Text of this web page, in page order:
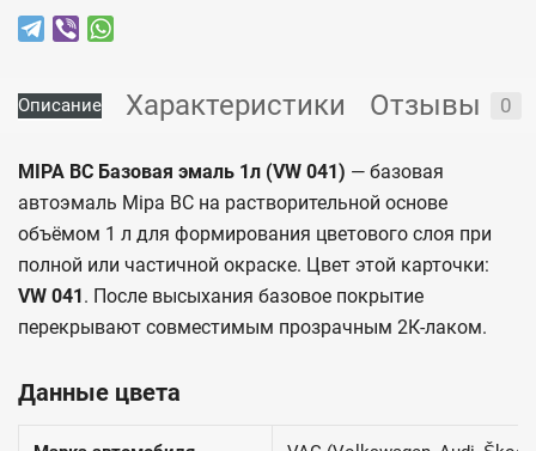
Описание Характеристики Отзывы 0
MIPA BC Базовая эмаль 1л (VW 041) — базовая
автоэмаль Mipa BC на растворительной основе
объёмом 1 л для формирования цветового слоя при
полной или частичной окраске. Цвет этой карточки:
VW 041 . После высыхания базовое покрытие
перекрывают совместимым прозрачным 2К-лаком.
Данные цвета